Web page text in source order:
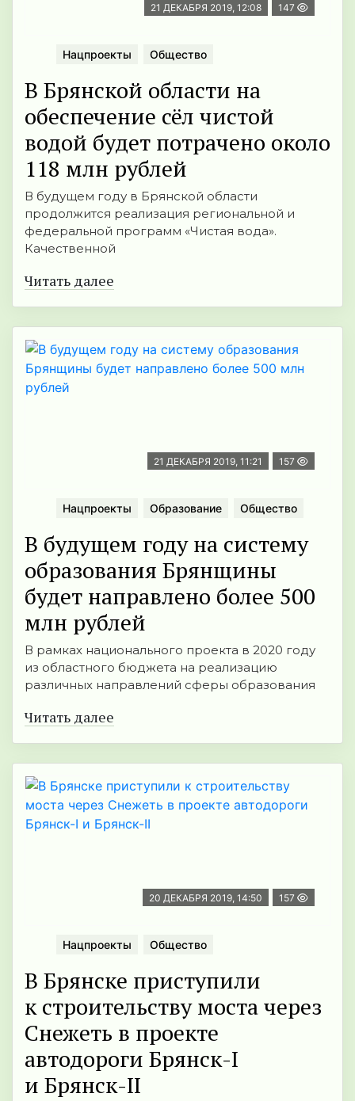
21 ДЕКАБРЯ 2019, 12:08 147
Нацпроекты Общество
В Брянской области на
обеспечение сёл чистой
водой будет потрачено около
118 млн рублей
В будущем году в Брянской области
продолжится реализация региональной и
федеральной программ «Чистая вода».
Качественной
Читать далее
21 ДЕКАБРЯ 2019, 11:21 157
Нацпроекты Образование Общество
В будущем году на систему
образования Брянщины
будет направлено более 500
млн рублей
В рамках национального проекта в 2020 году
из областного бюджета на реализацию
различных направлений сферы образования
Читать далее
20 ДЕКАБРЯ 2019, 14:50 157
Нацпроекты Общество
В Брянске приступили
к строительству моста через
Снежеть в проекте
автодороги Брянск-I
и Брянск-II